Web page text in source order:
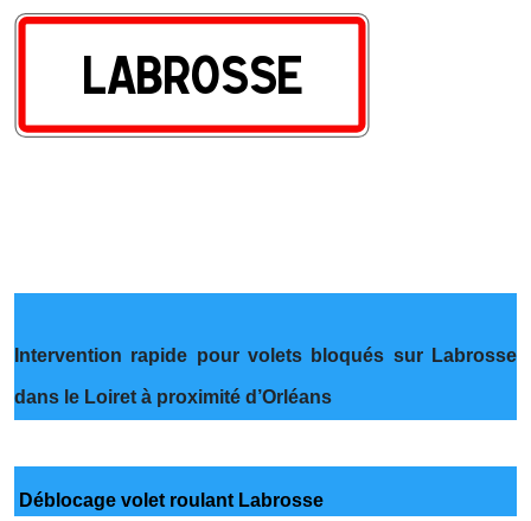
Intervention rapide pour volets bloqués sur Labrosse
dans le Loiret à proximité d’Orléans
Déblocage volet roulant Labrosse